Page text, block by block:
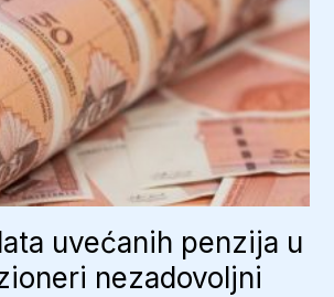
uvećanih penzija u
nezadovoljni